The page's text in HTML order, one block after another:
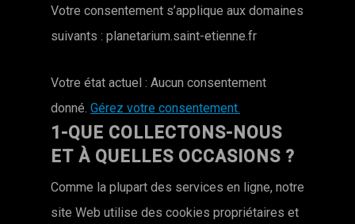
Votre consentement s’applique aux domaines
suivants : planetarium.saint-etienne.fr
Votre état actuel : Aucun consentement
donné. Gérez votre consentement.
1-QUE COLLECTONS-NOUS
ET À QUELLES OCCASIONS ?
Comme la plupart des services en ligne, notre
site Web utilise des cookies propriétaires et